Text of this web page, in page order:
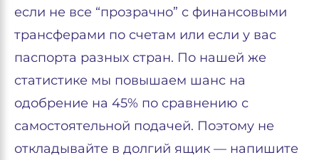
если не все “прозрачно” с финансовыми
трансферами по счетам или если у вас
паспорта разных стран. По нашей же
статистике мы повышаем шанс на
одобрение на 45% по сравнению с
самостоятельной подачей. Поэтому не
откладывайте в долгий ящик — напишите